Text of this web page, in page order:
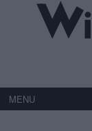
MENU